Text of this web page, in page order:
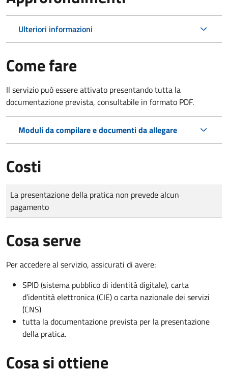
Ulteriori informazioni
Come fare
Il servizio può essere attivato presentando tutta la
documentazione prevista, consultabile in formato PDF.
Moduli da compilare e documenti da allegare
Costi
Tipo di pagamento
Importo
La presentazione della pratica non prevede alcun
pagamento
Cosa serve
Per accedere al servizio, assicurati di avere:
SPID (sistema pubblico di identità digitale), carta
d’identità elettronica (CIE) o carta nazionale dei servizi
(CNS)
tutta la documentazione prevista per la presentazione
della pratica.
Cosa si ottiene